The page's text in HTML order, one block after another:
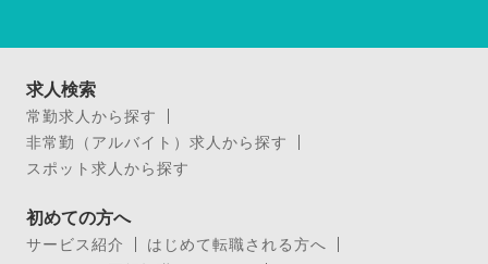
求人検索
常勤求人から探す
非常勤（アルバイト）求人から探す
スポット求人から探す
初めての方へ
サービス紹介
はじめて転職される方へ